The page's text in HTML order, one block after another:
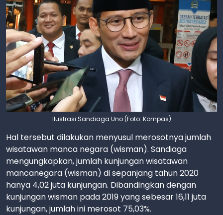
Ilustrasi Sandiaga Uno (Foto: Kompas)
Hal tersebut dilakukan menyusul merosotnya jumlah
wisatawan manca negara (wisman). Sandiaga
mengungkapkan, jumlah kunjungan wisatawan
mancanegara (wisman) di sepanjang tahun 2020
hanya 4,02 juta kunjungan. Dibandingkan dengan
kunjungan wisman pada 2019 yang sebesar 16,11 juta
kunjungan, jumlah ini merosot 75,03%.